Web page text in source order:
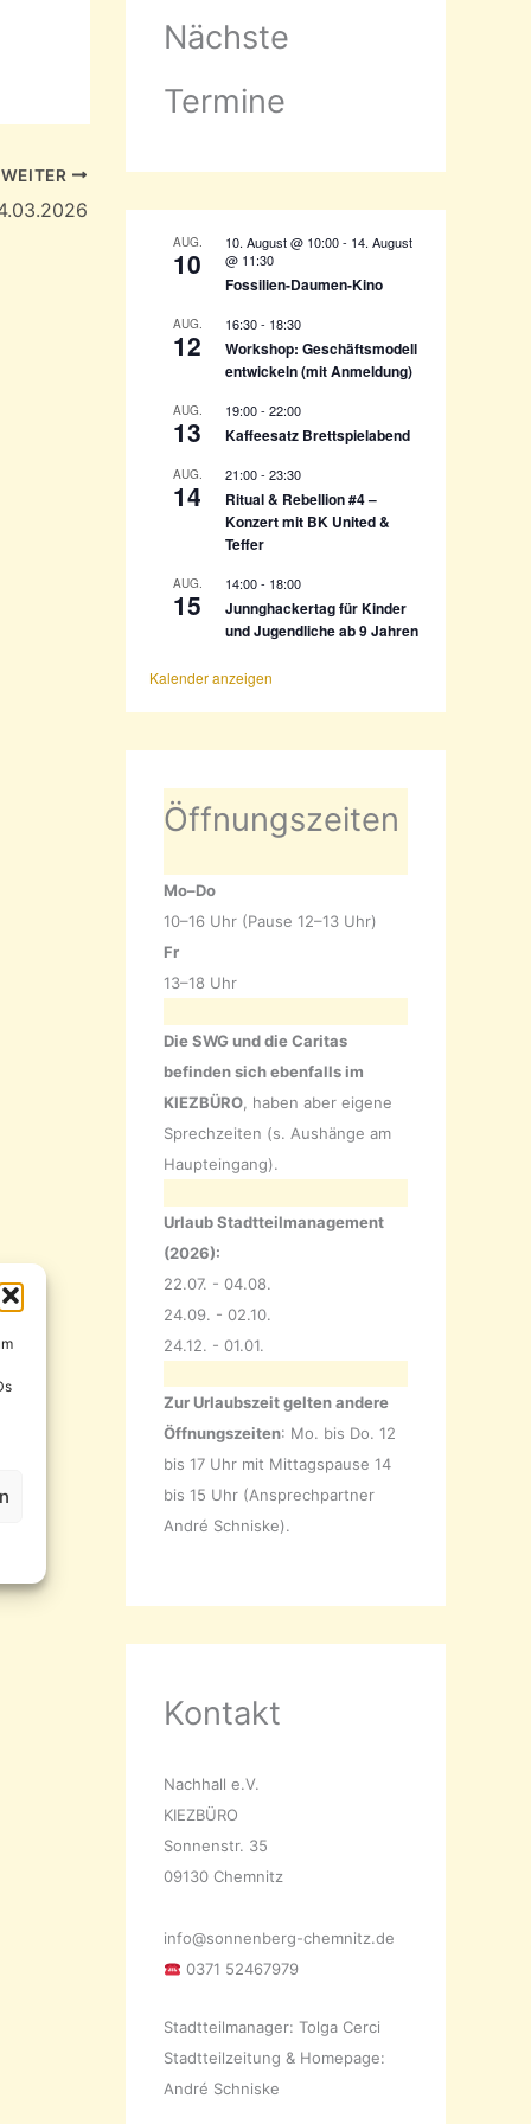
WEITER
a
c
:
Nächste
Termine
AUG.
10
10. August @ 10:00- 14. August
@ 11:30
Fossilien-Daumen-Kino
AUG.
12
16:30- 18:30
Workshop: Geschäftsmodell
entwickeln (mit Anmeldung)
AUG.
13
19:00- 22:00
Kaffeesatz Brettspielabend
AUG.
14
21:00- 23:30
Ritual & Rebellion #4 –
Konzert mit BK United &
Teffer
AUG.
15
14:00- 18:00
Junnghackertag für Kinder
und Jugendliche ab 9 Jahren
Kalender anzeigen
Öffnungszeiten
Mo–Do
10–16 Uhr (Pause 12–13 Uhr)
Fr
13–18 Uhr
Die SWG und die Caritas
befinden sich ebenfalls im
KIEZBÜRO , haben aber eigene
Sprechzeiten (s. Aushänge am
Haupteingang).
Urlaub Stadtteilmanagement
(2026):
22.07. - 04.08.
24.09. - 02.10.
24.12. - 01.01.
Zur Urlaubszeit gelten andere
Öffnungszeiten: Mo. bis Do. 12
bis 17 Uhr mit Mittagspause 14
bis 15 Uhr (Ansprechpartner
André Schniske).
Kontakt
Nachhall e.V.
KIEZBÜRO
Sonnenstr. 35
09130 Chemnitz
info@sonnenberg-chemnitz.de
0371 52467979
Stadtteilmanager: Tolga Cerci
Stadtteilzeitung & Homepage:
André Schniske